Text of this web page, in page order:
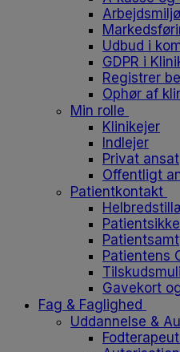
Arbejdsmiljø
Udbud i
GDPR i
Registrer
Ophør af
Min rolle
Klinikejer
Indlejer
Privat ansat
Offentligt
Patientkontakt
Patientens
Gavekort
Fag & Faglighed
Uddannelse &